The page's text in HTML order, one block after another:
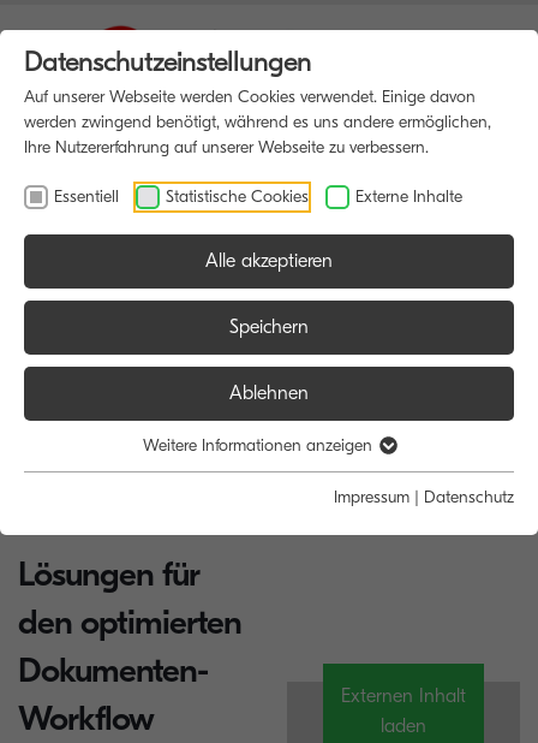
Software
Lösungen für
den optimierten
Dokumenten-
Workflow
Externen Inhalt
laden
Datenschutzeinstellungen
Auf unserer Webseite werden Cookies verwendet. Einige davon
werden zwingend benötigt, während es uns andere ermöglichen,
Ihre Nutzererfahrung auf unserer Webseite zu verbessern.
Essentiell Statistische Cookies Externe Inhalte
Alle akzeptieren
Speichern
Ablehnen
Weitere Informationen anzeigen
Impressum | Datenschutz